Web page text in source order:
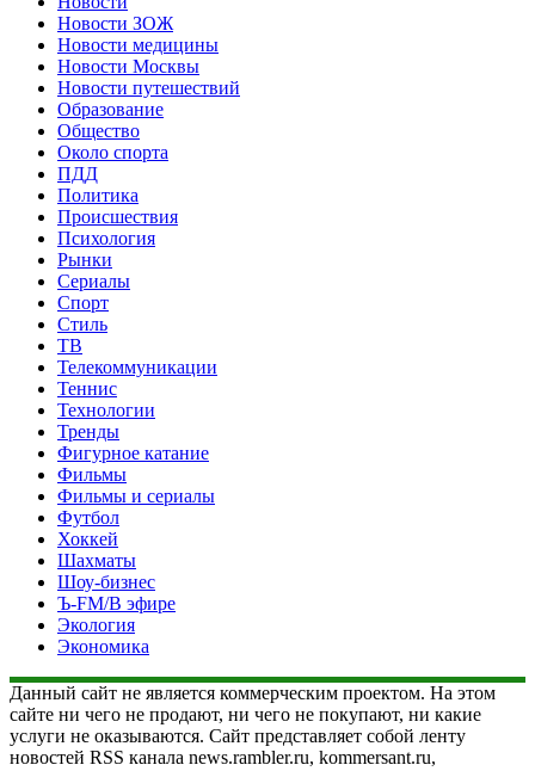
Новости ЗОЖ
Новости медицины
Новости Москвы
Новости путешествий
Образование
Общество
Около спорта
ПДД
Политика
Происшествия
Психология
Рынки
Сериалы
Спорт
Стиль
ТВ
Телекоммуникации
Теннис
Технологии
Тренды
Фигурное катание
Фильмы
Фильмы и сериалы
Футбол
Хоккей
Шахматы
Шоу-бизнес
Ъ-FM/В эфире
Экология
Экономика
Данный сайт не является коммерческим проектом. На этом
сайте ни чего не продают, ни чего не покупают, ни какие
услуги не оказываются. Сайт представляет собой ленту
новостей RSS канала news.rambler.ru, kommersant.ru,